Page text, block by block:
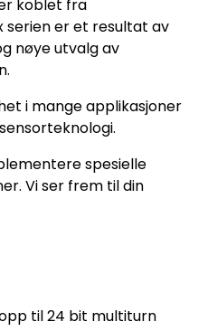
koblet fra
serien er et resultat av
nøye utvalg av
i mange applikasjoner
spesielle
Vi ser frem til din
til 24 bit multiturn